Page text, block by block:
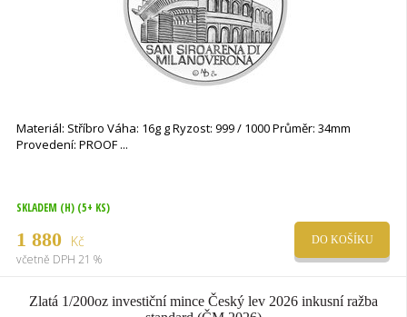
Materiál: Stříbro Váha: 16g g Ryzost: 999 / 1000 Průměr: 34mm
Provedení: PROOF
SKLADEM (H) (5+ KS)
1 880 Kč
včetně DPH 21 %
DO KOŠÍKU
Zlatá 1/200oz investiční mince Český lev 2026 inkusní ražba